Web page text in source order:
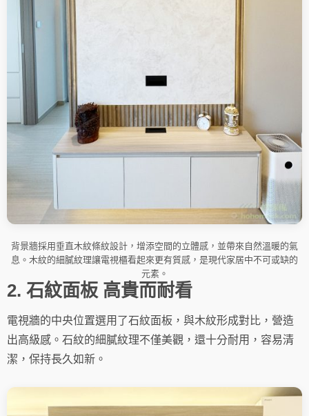
背景牆採用垂直木紋條紋設計，增添空間的立體感，並帶來自然溫暖的氣
息。木紋的細膩紋理讓電視櫃看起來更有質感，是現代家居中不可或缺的
元素。
2. 石紋面板 高貴而耐看
電視牆的中央位置選用了石紋面板，與木紋形成對比，營造
出高級感。石紋的細膩紋理不僅美觀，還十分耐用，容易清
潔，保持長久如新。